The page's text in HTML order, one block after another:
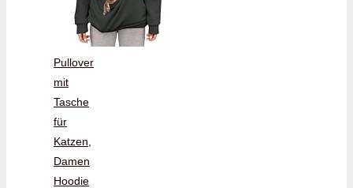
Pullover
mit
Tasche
für
Katzen,
Damen
Hoodie